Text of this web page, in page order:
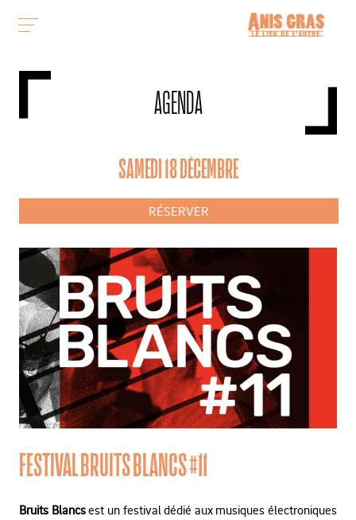
AGENDA
SAMEDI 18 DÉCEMBRE
RÉSERVER
FESTIVAL BRUITS BLANCS #11
Bruits Blancsest un festival dédié aux musiques électroniques